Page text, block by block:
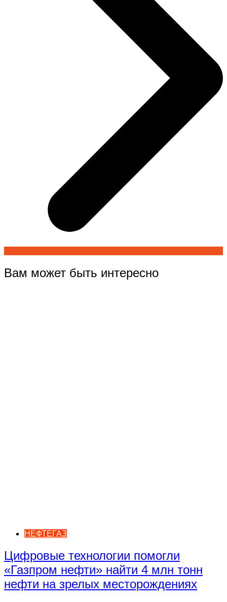
Вам может быть интересно
НЕФТЕГАЗ
Цифровые технологии помогли
«Газпром нефти» найти 4 млн тонн
нефти на зрелых месторождениях